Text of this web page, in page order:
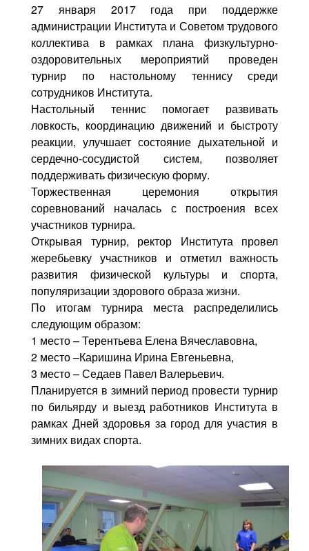
27 января 2017 года при поддержке
администрации Института и Советом трудового
коллектива в рамках плана физкультурно-
оздоровительных мероприятий проведен
турнир по настольному теннису среди
сотрудников Института.
Настольный теннис помогает развивать
ловкость, координацию движений и быстроту
реакции, улучшает состояние дыхательной и
сердечно-сосудистой систем, позволяет
поддерживать физическую форму.
Торжественная церемония открытия
соревнований началась с построения всех
участников турнира.
Открывая турнир, ректор Института провел
жеребьевку участников и отметил важность
развития физической культуры и спорта,
популяризации здорового образа жизни.
По итогам турнира места распределились
следующим образом:
1 место – Терентьева Елена Вячеславовна,
2 место –Каришина Ирина Евгеньевна,
3 место – Седаев Павел Валерьевич.
Планируется в зимний период провести турнир
по бильярду и выезд работников Института в
рамках Дней здоровья за город для участия в
зимних видах спорта.